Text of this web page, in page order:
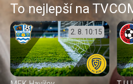
To nejlepší na
2. 8. 10:15